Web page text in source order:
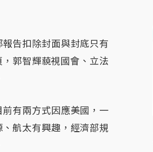
告扣除封面與封底只有
郭智輝藐視國會、立法
有兩方式因應美國，一
航太有興趣，經濟部規